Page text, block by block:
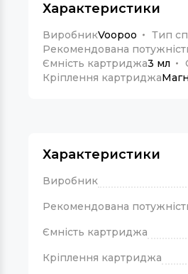
Характеристики
ВиробникVoopoo Тип
Рекомендована
Ємність картриджа3 мл
Кріплення картриджа
Характеристики
Виробник
Рекомендована
Ємність картриджа
Кріплення картриджа